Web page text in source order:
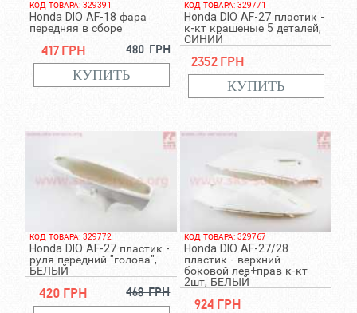
КОД ТОВАРА: 329391
Honda DIO AF-18 фара
передняя в сборе
417 грн 480 грн
КОД ТОВАРА: 329771
Honda DIO AF-27 пластик -
к-кт крашеные 5 деталей,
СИНИЙ
2352 грн
КОД ТОВАРА: 329772
Honda DIO AF-27 пластик -
руля передний "голова",
БЕЛЫЙ
420 грн 468 грн
КОД ТОВАРА: 329767
Honda DIO AF-27/28
пластик - верхний
боковой лев+прав к-кт
2шт, БЕЛЫЙ
924 грн